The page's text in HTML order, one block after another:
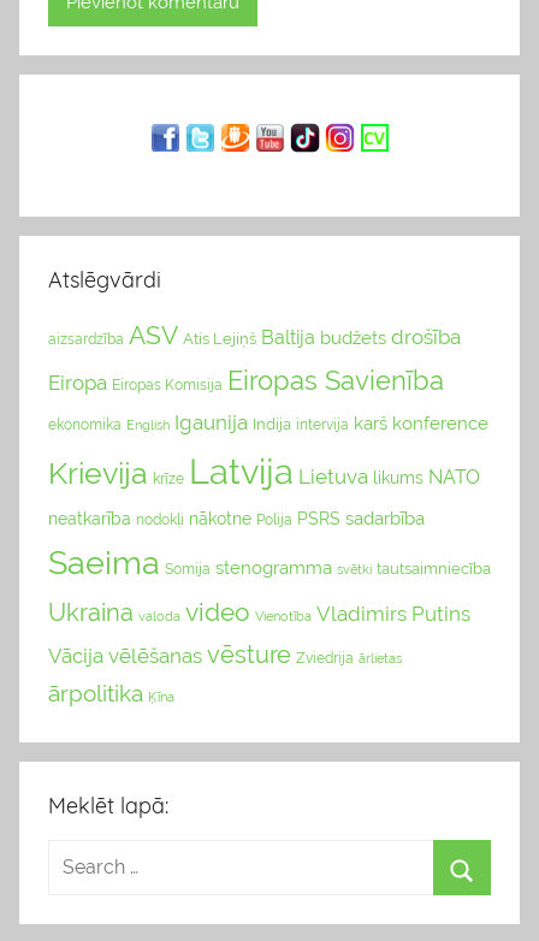
Atslēgvārdi
aizsardzība ASV Atis Lejiņš Baltija budžets drošība
Eiropa Eiropas Komisija Eiropas Savienība
ekonomika English Igaunija Indija intervija karš konference
Krievija krīze Latvija Lietuva likums NATO
neatkarība nodokļi nākotne Polija PSRS sadarbība
Saeima Somija stenogramma svētki tautsaimniecība
Ukraina valoda video Vienotība Vladimirs Putins
Vācija vēlēšanas vēsture Zviedrija ārlietas
ārpolitika Ķīna
Meklēt lapā: